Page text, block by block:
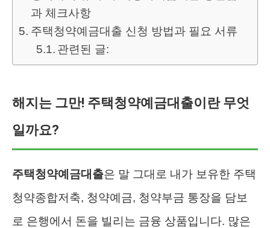
과 체크사항
주택청약예금대출 신청 방법과 필요 서류
관련된 글:
해지는 그만! 주택청약예금대출이란 무엇
일까요?
주택청약예금대출은 말 그대로 내가 보유한 주택
청약종합저축, 청약예금, 청약부금 통장을 담보
로 은행에서 돈을 빌리는 금융 상품입니다. 많은